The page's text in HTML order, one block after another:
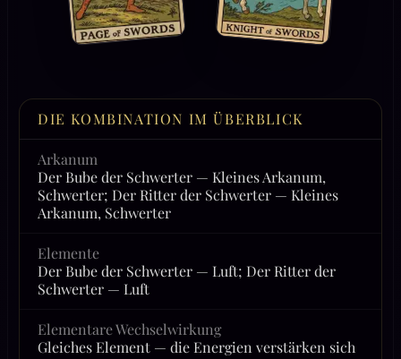
DIE KOMBINATION IM ÜBERBLICK
Arkanum
Der Bube der Schwerter — Kleines Arkanum,
Schwerter; Der Ritter der Schwerter — Kleines
Arkanum, Schwerter
Elemente
Der Bube der Schwerter — Luft; Der Ritter der
Schwerter — Luft
Elementare Wechselwirkung
Gleiches Element — die Energien verstärken sich